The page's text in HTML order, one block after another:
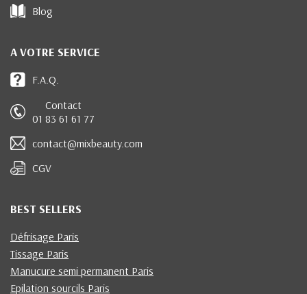
Blog
A VOTRE SERVICE
F.A.Q.
Contact
01 83 61 61 77
contact@mixbeauty.com
CGV
BEST SELLERS
Défrisage Paris
Tissage Paris
Manucure semi permanent Paris
Epilation sourcils Paris